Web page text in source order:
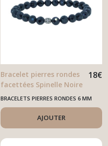
Bracelet pierres rondes
facettées Spinelle Noire
18€
BRACELETS PIERRES RONDES 6 MM
AJOUTER